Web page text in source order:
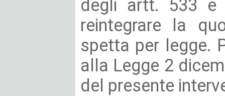
degli artt. 533
reintegrare la
spetta per legge.
alla Legge 2
del presente